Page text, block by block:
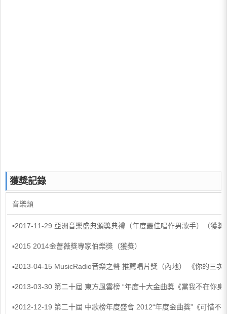
獲獎記錄
音樂類
▪2017-11-29 亞洲音樂盛典頒獎典禮（年度最佳唱作男歌手）（獲獎
▪2015 2014金薔薇獎專家伯樂獎（獲獎）
▪2013-04-15 MusicRadio音樂之聲 推薦唱片獎（內地） 《你的三次
▪2013-03-30 第二十屆 東方風雲榜 “年度十大金曲獎《當我不在你身
▪2012-12-19 第二十屆 中歌榜年度盛會 2012“年度金曲獎”《可惜不